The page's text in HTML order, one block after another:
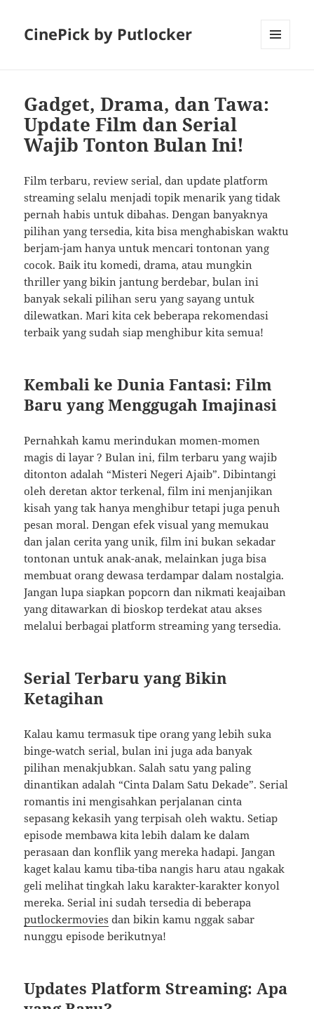
CinePick by Putlocker
Gadget, Drama, dan Tawa:
Update Film dan Serial
Wajib Tonton Bulan Ini!
Film terbaru, review serial, dan update platform
streaming selalu menjadi topik menarik yang tidak
pernah habis untuk dibahas. Dengan banyaknya
pilihan yang tersedia, kita bisa menghabiskan waktu
berjam-jam hanya untuk mencari tontonan yang
cocok. Baik itu komedi, drama, atau mungkin
thriller yang bikin jantung berdebar, bulan ini
banyak sekali pilihan seru yang sayang untuk
dilewatkan. Mari kita cek beberapa rekomendasi
terbaik yang sudah siap menghibur kita semua!
Kembali ke Dunia Fantasi: Film
Baru yang Menggugah Imajinasi
Pernahkah kamu merindukan momen-momen
magis di layar ? Bulan ini, film terbaru yang wajib
ditonton adalah “Misteri Negeri Ajaib”. Dibintangi
oleh deretan aktor terkenal, film ini menjanjikan
kisah yang tak hanya menghibur tetapi juga penuh
pesan moral. Dengan efek visual yang memukau
dan jalan cerita yang unik, film ini bukan sekadar
tontonan untuk anak-anak, melainkan juga bisa
membuat orang dewasa terdampar dalam nostalgia.
Jangan lupa siapkan popcorn dan nikmati keajaiban
yang ditawarkan di bioskop terdekat atau akses
melalui berbagai platform streaming yang tersedia.
Serial Terbaru yang Bikin
Ketagihan
Kalau kamu termasuk tipe orang yang lebih suka
binge-watch serial, bulan ini juga ada banyak
pilihan menakjubkan. Salah satu yang paling
dinantikan adalah “Cinta Dalam Satu Dekade”. Serial
romantis ini mengisahkan perjalanan cinta
sepasang kekasih yang terpisah oleh waktu. Setiap
episode membawa kita lebih dalam ke dalam
perasaan dan konflik yang mereka hadapi. Jangan
kaget kalau kamu tiba-tiba nangis haru atau ngakak
geli melihat tingkah laku karakter-karakter konyol
mereka. Serial ini sudah tersedia di beberapa
putlockermovies dan bikin kamu nggak sabar
nunggu episode berikutnya!
Updates Platform Streaming: Apa